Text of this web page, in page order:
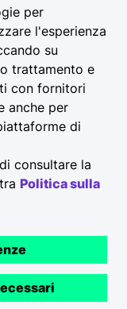
per
l'esperienza
su
trattamento e
con fornitori
anche per
di
consultare la
Politica sulla